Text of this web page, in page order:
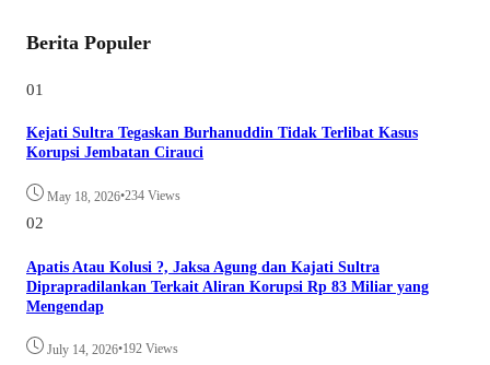
Berita Populer
01
Kejati Sultra Tegaskan Burhanuddin Tidak Terlibat Kasus
Korupsi Jembatan Cirauci
May 18, 2026•234 Views
02
Apatis Atau Kolusi ?, Jaksa Agung dan Kajati Sultra
Diprapradilankan Terkait Aliran Korupsi Rp 83 Miliar yang
Mengendap
July 14, 2026•192 Views